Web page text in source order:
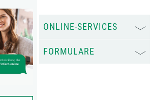
ONLINE-SERVICES
FORMULARE